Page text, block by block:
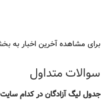
برای مشاهده آخرین اخبار به
سوالات متداول
جدول لیگ آزادگان در کدام